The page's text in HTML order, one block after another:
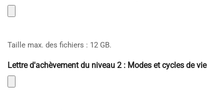
Taille max. des fichiers : 12 GB.
Lettre d'achèvement du niveau 2 : Modes et cycles de vie